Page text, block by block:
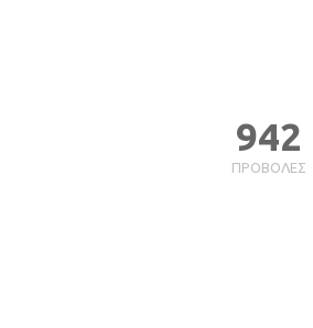
ΠΡΟΒΟΛΈΣ
942